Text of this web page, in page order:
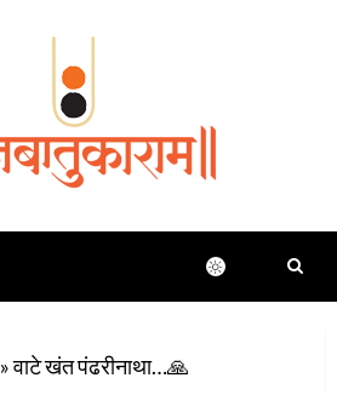
»वाटे खंत पंढरीनाथा…🙏